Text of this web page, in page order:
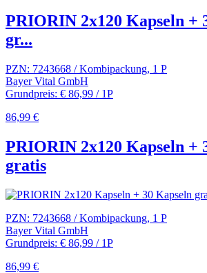
PRIORIN 2x120 Kapseln +
gr...
PZN: 7243668 / Kombipackung, 1 P
Bayer Vital GmbH
Grundpreis: € 86,99 / 1P
86,99 €
PRIORIN 2x120 Kapseln +
gratis
PZN: 7243668 / Kombipackung, 1 P
Bayer Vital GmbH
Grundpreis: € 86,99 / 1P
86,99 €